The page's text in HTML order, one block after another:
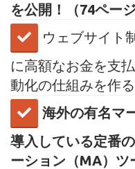
を公開！（74ページ
ウェブサイト
に高額なお金を支
動化の仕組みを作
海外の有名マ
導入している定番
ーション（MA）ツ